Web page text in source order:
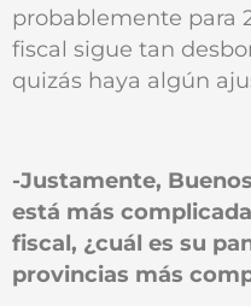
probablemente para
fiscal sigue tan
quizás haya algún
-Justamente,
está más
fiscal, ¿cuál es su
provincias más